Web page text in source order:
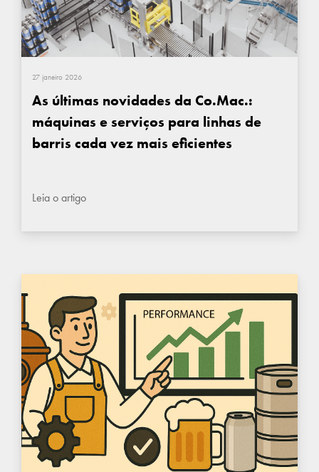
27 janeiro 2026
As últimas novidades da Co.Mac.:
máquinas e serviços para linhas de
barris cada vez mais eficientes
Leia o artigo